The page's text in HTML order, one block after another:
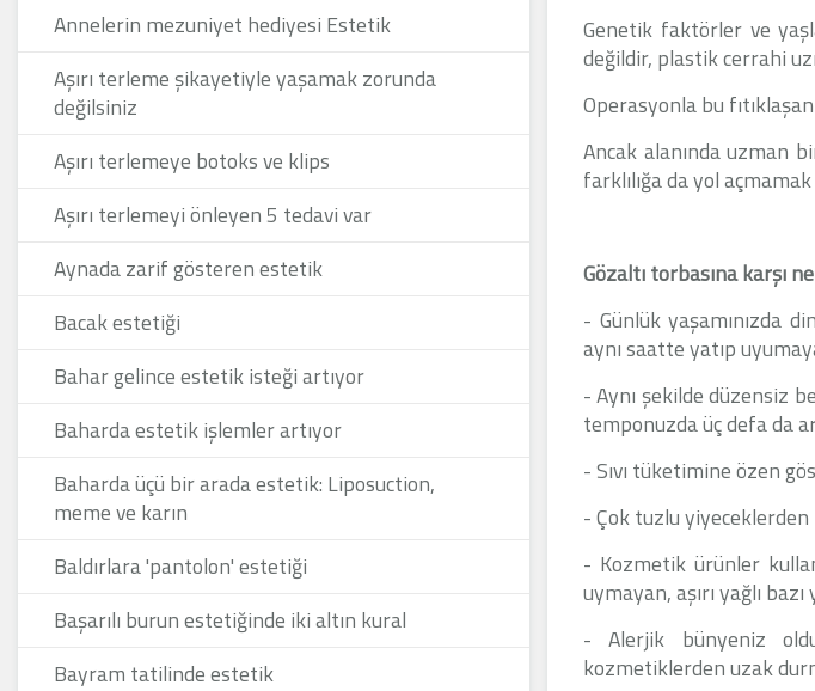
Genetik faktörler ve
değildir, plastik cerrahi
Operasyonla bu
Ancak alanında uzman
farklılığa da yol
Gözaltı torbasına karşı
- Günlük yaşamınızda
aynı saatte yatıp
- Aynı şekilde düzensiz
temponuzda üç defa da
- Sıvı tüketimine özen
- Çok tuzlu yiyeceklerden
- Kozmetik ürünler
uymayan, aşırı yağlı
- Alerjik bünyeniz
kozmetiklerden uzak
Annelerin mezuniyet hediyesi Estetik
Aşırı terleme şikayetiyle yaşamak zorunda
değilsiniz
Aşırı terlemeye botoks ve klips
Aşırı terlemeyi önleyen 5 tedavi var
Aynada zarif gösteren estetik
Bacak estetiği
Bahar gelince estetik isteği artıyor
Baharda estetik işlemler artıyor
Baharda üçü bir arada estetik: Liposuction,
meme ve karın
Baldırlara 'pantolon' estetiği
Başarılı burun estetiğinde iki altın kural
Bayram tatilinde estetik